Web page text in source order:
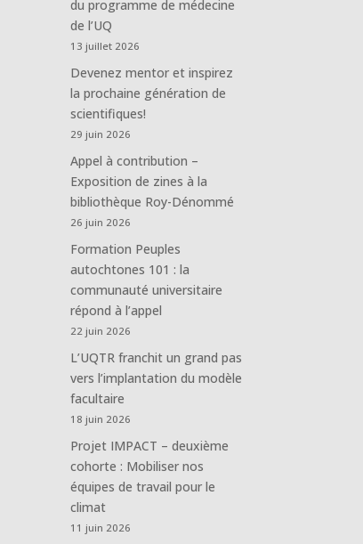
du programme de médecine
de l’UQ
13 juillet 2026
Devenez mentor et inspirez
la prochaine génération de
scientifiques!
29 juin 2026
Appel à contribution –
Exposition de zines à la
bibliothèque Roy-Dénommé
26 juin 2026
Formation Peuples
autochtones 101 : la
communauté universitaire
répond à l’appel
22 juin 2026
L’UQTR franchit un grand pas
vers l’implantation du modèle
facultaire
18 juin 2026
Projet IMPACT – deuxième
cohorte : Mobiliser nos
équipes de travail pour le
climat
11 juin 2026